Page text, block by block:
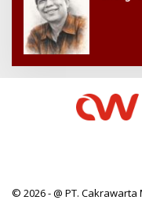
© 2026 - @ PT.